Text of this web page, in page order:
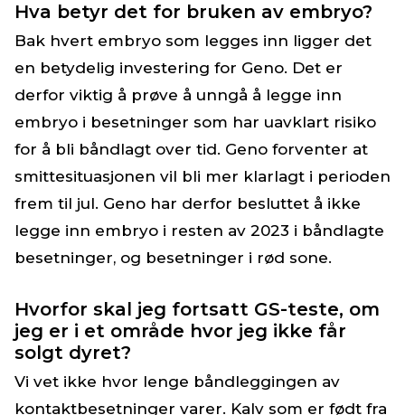
Hva betyr det for bruken av embryo?
Bak hvert embryo som legges inn ligger det
en betydelig investering for Geno. Det er
derfor viktig å prøve å unngå å legge inn
embryo i besetninger som har uavklart risiko
for å bli båndlagt over tid. Geno forventer at
smittesituasjonen vil bli mer klarlagt i perioden
frem til jul. Geno har derfor besluttet å ikke
legge inn embryo i resten av 2023 i båndlagte
besetninger, og besetninger i rød sone.
Hvorfor skal jeg fortsatt GS-teste, om
jeg er i et område hvor jeg ikke får
solgt dyret?
Vi vet ikke hvor lenge båndleggingen av
kontaktbesetninger varer. Kalv som er født fra